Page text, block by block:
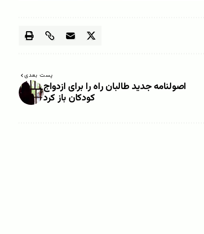
پست بعدی
اصولنامه جدید طالبان راه را برای ازدواج
کودکان باز کرد